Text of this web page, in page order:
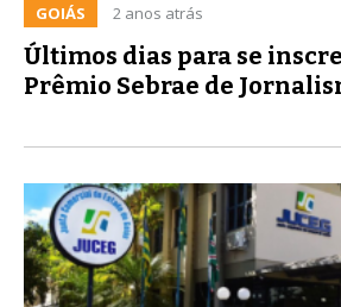
GOIÁS 2 anos atrás
Últimos dias para se
Prêmio Sebrae de